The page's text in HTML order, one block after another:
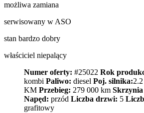
możliwa zamiana
serwisowany w ASO
stan bardzo dobry
właściciel niepalący
Numer oferty: #25022 Rok
kombi Paliwo: diesel Poj. silnika:2.2
KM Przebieg: 279 000 km
Napęd: przód Liczba drzwi: 5
grafitowy